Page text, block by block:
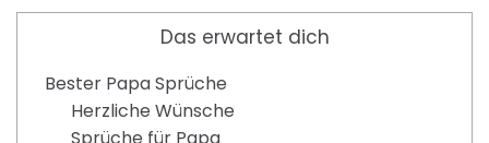
Das erwartet dich
Bester Papa Sprüche
Herzliche Wünsche
Sprüche für Papa